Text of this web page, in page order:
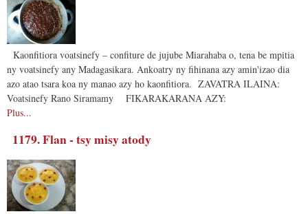
Kaonfitiora voatsinefy – confiture de jujube Miarahaba o, tena be mpitia
ny voatsinefy any Madagasikara. Ankoatry ny fihinana azy amin'izao dia
azo atao tsara koa ny manao azy ho kaonfitiora. ZAVATRA ILAINA:
Voatsinefy Rano Siramamy FIKARAKARANA AZY:
Plus...
1179. Flan - tsy misy atody